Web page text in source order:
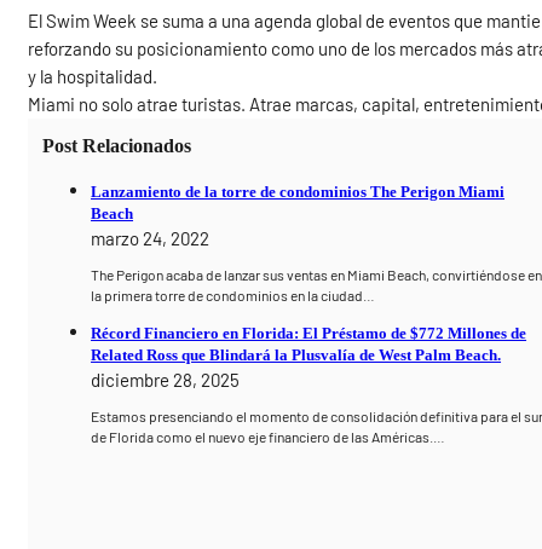
El Swim Week se suma a una agenda global de eventos que
reforzando su posicionamiento como uno de los mercados más
y la hospitalidad.
Miami no solo atrae turistas. Atrae marcas, capital,
Post Relacionados
Lanzamiento de la torre de condominios The Perigon Miami
Beach
marzo 24, 2022
The Perigon acaba de lanzar sus ventas en Miami Beach, convirtiéndose en
la primera torre de condominios en la ciudad…
Récord Financiero en Florida: El Préstamo de $772 Millones de
Related Ross que Blindará la Plusvalía de West Palm Beach.
diciembre 28, 2025
Estamos presenciando el momento de consolidación definitiva para el
de Florida como el nuevo eje financiero de las Américas.…